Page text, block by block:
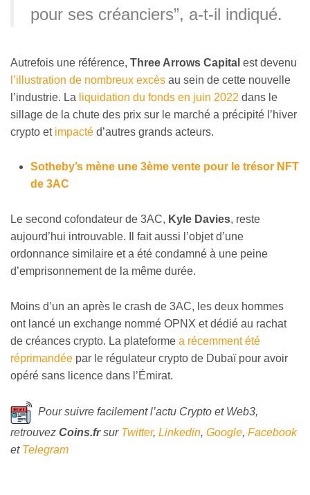
pour ses créanciers”, a-t-il indiqué.
Autrefois une référence, Three Arrows Capital est devenu
l’illustration de nombreux excès au sein de cette nouvelle
l’industrie. La liquidation du fonds en juin 2022 dans le
sillage de la chute des prix sur le marché a précipité l’hiver
crypto et impacté d’autres grands acteurs.
Sotheby’s mène une 3ème vente pour le trésor NFT
de 3AC
Le second cofondateur de 3AC, Kyle Davies, reste
aujourd’hui introuvable. Il fait aussi l’objet d’une
ordonnance similaire et a été condamné à une peine
d’emprisonnement de la même durée.
Moins d’un an après le crash de 3AC, les deux hommes
ont lancé un exchange nommé OPNX et dédié au rachat
de créances crypto. La plateforme a récemment été
réprimandée par le régulateur crypto de Dubaï pour avoir
opéré sans licence dans l’Émirat.
Pour suivre facilement l’actu Crypto et Web3,
retrouvez Coins.frsur Twitter, Linkedin, Google, Facebook
et Telegram